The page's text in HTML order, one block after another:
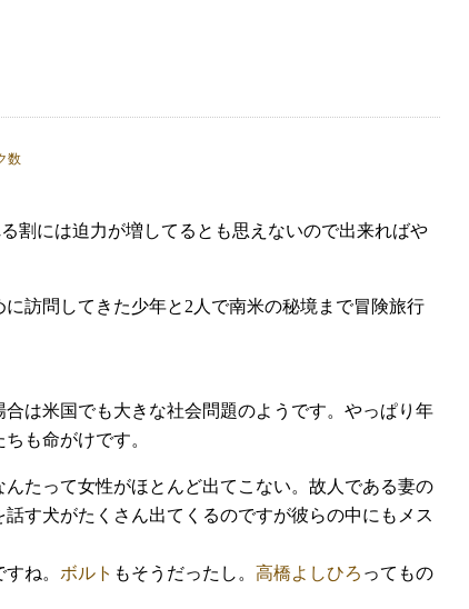
割には迫力が増してるとも思えないので出来ればや
訪問してきた少年と2人で南米の秘境まで冒険旅行
は米国でも大きな社会問題のようです。やっぱり年
も命がけです。
たって女性がほとんど出てこない。故人である妻の
す犬がたくさん出てくるのですが彼らの中にもメス
ね。 ボルト もそうだったし。 高橋よしひろ ってもの